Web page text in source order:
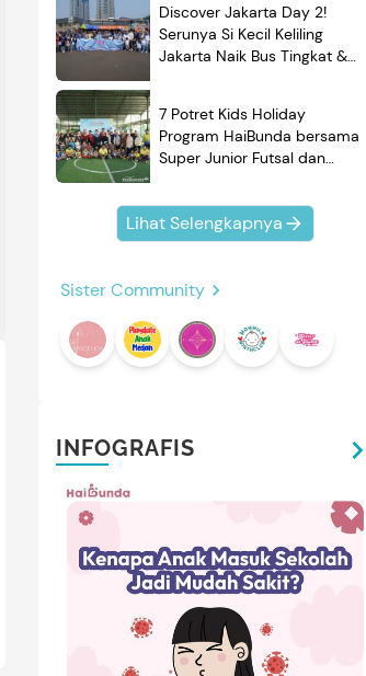
Rekomendasi
Nama Bayi Resep
Discover Jakarta Day 2!
Serunya Si Kecil Keliling
Jakarta Naik Bus Tingkat &
7 Potret Kids Holiday
Program HaiBunda bersama
Super Junior Futsal dan
Kompak Banget!
Lihat Selengkapnya
Sister Community
INFOGRAFIS